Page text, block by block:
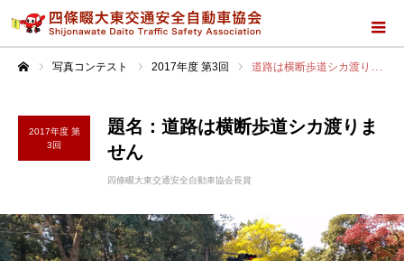
写真コンテスト 2017年度 第3回 道路は横断歩道シカ渡りません
2017年度 第
3回
題名：道路は横断歩道シカ渡りま
せん
四條畷大東交通安全自動車協会長賞